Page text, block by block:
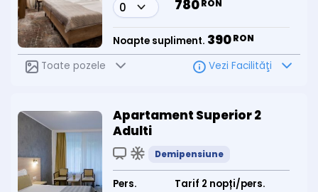
780RON
Noapte supliment. 390RON
Toate pozele Vezi Facilităţi
Apartament Superior 2
Adulti
Demipensiune
Pers. Tarif 2 nopți/pers.